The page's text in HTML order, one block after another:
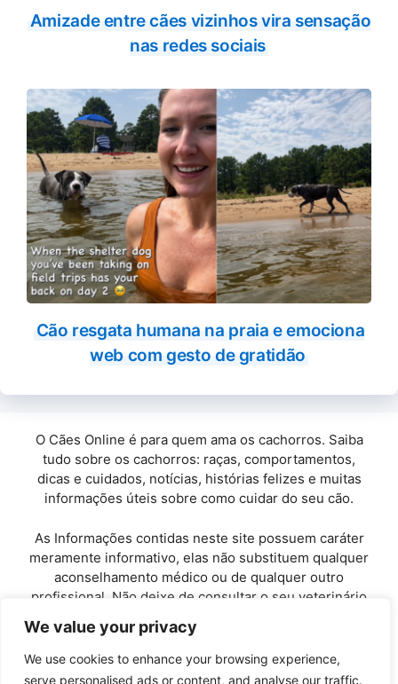
We value your privacy
We use cookies to enhance your browsing experience,
serve personalised ads or content, and analyse our traffic.
Amizade entre cães vizinhos vira sensação
nas redes sociais
Cão resgata humana na praia e emociona
web com gesto de gratidão
O Cães Online é para quem ama os cachorros. Saiba
tudo sobre os cachorros: raças, comportamentos,
dicas e cuidados, notícias, histórias felizes e muitas
informações úteis sobre como cuidar do seu cão.
As Informações contidas neste site possuem caráter
meramente informativo, elas não substituem qualquer
aconselhamento médico ou de qualquer outro
profissional. Não deixe de consultar o seu veterinário
Copyright© 2010 / 2026 · Cães Online - Todos os
direitos reservados.